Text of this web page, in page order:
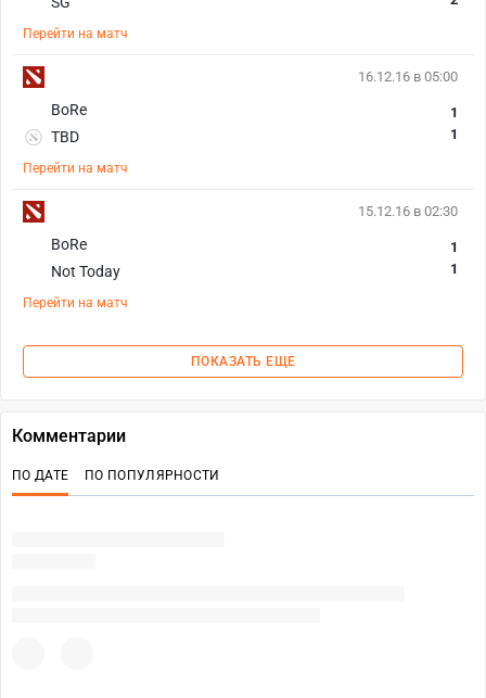
Перейти на матч
16.12.16 в 05:00
BoRe
TBD
1
1
Перейти на матч
15.12.16 в 02:30
BoRe
Not Today
1
1
Перейти на матч
ПОКАЗАТЬ ЕЩЕ
Комментарии
ПО ДАТЕ ПО ПОПУЛЯРНОСТИ